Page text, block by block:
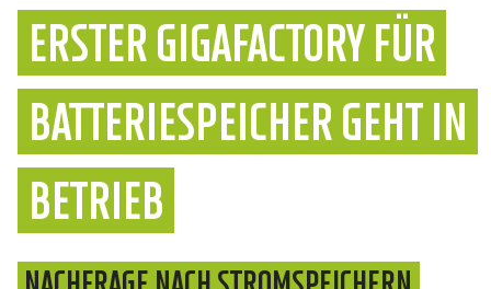
ERSTER GIGAFACTORY FÜR
BATTERIESPEICHER GEHT IN
BETRIEB